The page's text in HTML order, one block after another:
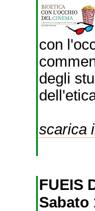
con
degli
scarica
FUEIS
Sabato